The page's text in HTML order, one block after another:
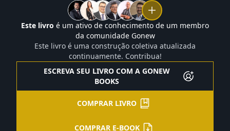
Este livro é um ativo de conhecimento de um membro
da comunidade Gonew
Este livro é uma construção coletiva atualizada
continuamente. Contribua!
ESCREVA SEU LIVRO COM A GONEW
BOOKS
COMPRAR LIVRO
COMPRAR E-BOOK